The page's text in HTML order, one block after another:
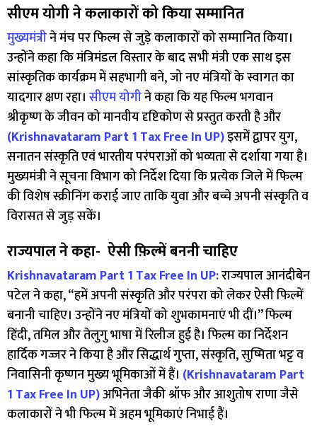
सीएम योगी ने कलाकारों को किया सम्मानित
मुख्यमंत्रीने मंच पर फिल्म से जुड़े कलाकारों को सम्मानित किया।
उन्होंने कहा कि मंत्रिमंडल विस्तार के बाद सभी मंत्री एक साथ इस
सांस्कृतिक कार्यक्रम में सहभागी बने, जो नए मंत्रियों के स्वागत का
यादगार क्षण रहा। सीएम योगीने कहा कि यह फिल्म भगवान
श्रीकृष्ण के जीवन को मानवीय दृष्टिकोण से प्रस्तुत करती है और
(Krishnavataram Part 1 Tax Free In UP)इसमें द्वापर युग,
सनातन संस्कृति एवं भारतीय परंपराओं को भव्यता से दर्शाया गया है।
मुख्यमंत्री ने सूचना विभाग को निर्देश दिया कि प्रत्येक जिले में फिल्म
की विशेष स्क्रीनिंग कराई जाए ताकि युवा और बच्चे अपनी संस्कृति व
विरासत से जुड़ सकें।
राज्यपाल ने कहा- ऐसी फ़िल्में बननी चाहिए
Krishnavataram Part 1 Tax Free In UP:राज्यपाल आनंदीबेन
पटेल ने कहा, “हमें अपनी संस्कृति और परंपरा को लेकर ऐसी फिल्में
बनानी चाहिए। उन्होंने नए मंत्रियों को शुभकामनाएं भी दीं।” फिल्म
हिंदी, तमिल और तेलुगु भाषा में रिलीज हुई है। फिल्म का निर्देशन
हार्दिक गज्जर ने किया है और सिद्धार्थ गुप्ता, संस्कृति, सुष्मिता भट्ट व
निवासिनी कृष्णन मुख्य भूमिकाओं में हैं। (Krishnavataram Part
1 Tax Free In UP)अभिनेता जैकी श्रॉफ और आशुतोष राणा जैसे
कलाकारों ने भी फिल्म में अहम भूमिकाएं निभाई हैं।